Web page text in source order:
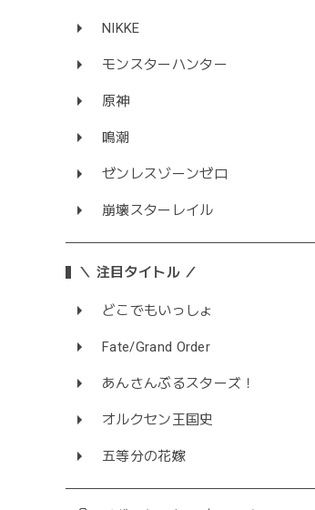
NIKKE
モンスターハンター
原神
鳴潮
ゼンレスゾーンゼロ
崩壊スターレイル
＼ 注目タイトル ／
どこでもいっしょ
Fate/Grand Order
あんさんぶるスターズ！
オルクセン王国史
五等分の花嫁